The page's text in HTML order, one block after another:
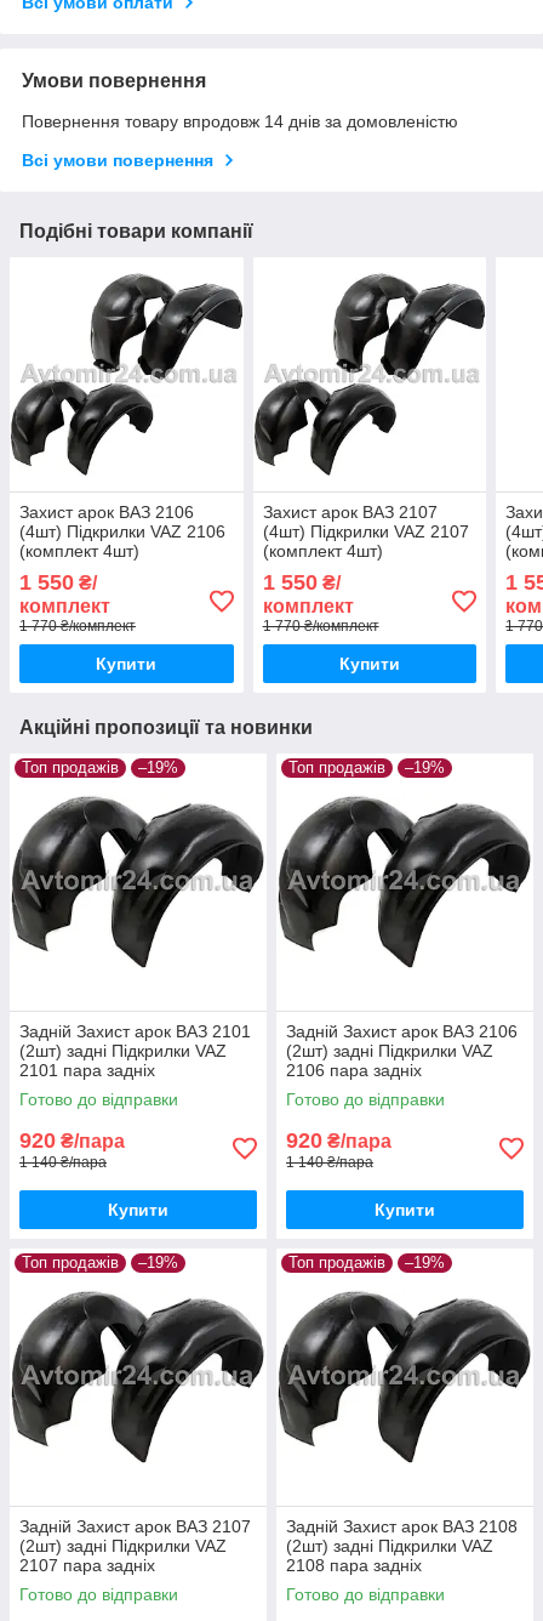
Умови повернення
Повернення товару впродовж 14 днів за домовленістю
Всі умови повернення
Подібні товари компанії
Захист арок ВАЗ 2106
(4шт) Підкрилки VAZ 2106
(комплект 4шт)
1 550 ₴/
комплект
1 770 ₴/комплект
Купити
Захист арок ВАЗ 2107
(4шт) Підкрилки VAZ 2107
(комплект 4шт)
1 550₴/
комплект
1 770 ₴/комплект
Купити
1
1
Акційні пропозиції та новинки
Топ продажів –19%
Задній Захист арок ВАЗ 2101
(2шт) задні Підкрилки VAZ
2101 пара задніх
Готово до відправки
920 ₴/пара
1 140 ₴/пара
Купити
Топ продажів –19%
Задній Захист арок ВАЗ 2106
(2шт) задні Підкрилки VAZ
2106 пара задніх
Готово до відправки
920 ₴/пара
1 140 ₴/пара
Купити
Топ продажів –19%
Задній Захист арок ВАЗ 2107
(2шт) задні Підкрилки VAZ
2107 пара задніх
Готово до відправки
Топ продажів –19%
Задній Захист арок ВАЗ 2108
(2шт) задні Підкрилки VAZ
2108 пара задніх
Готово до відправки